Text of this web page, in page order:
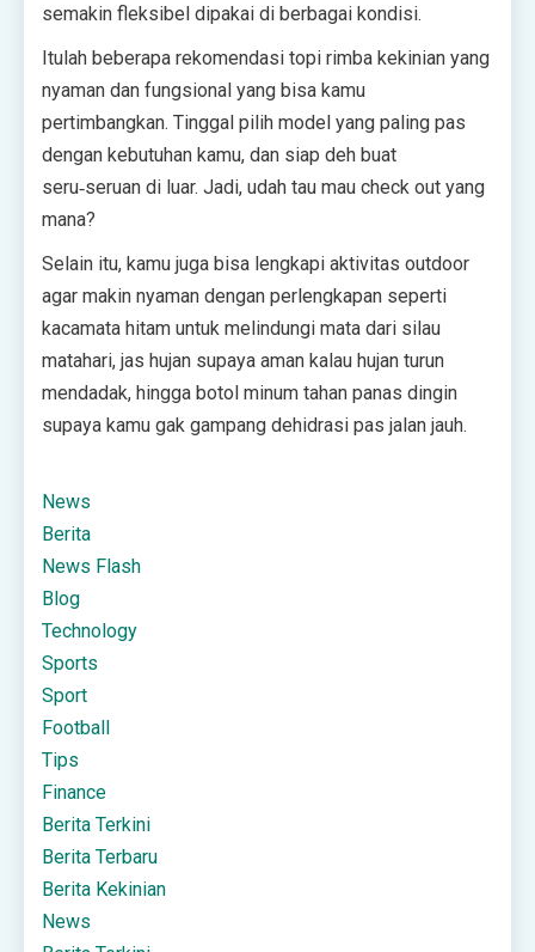
semakin fleksibel dipakai di berbagai kondisi.
Itulah beberapa rekomendasi topi rimba kekinian yang
nyaman dan fungsional yang bisa kamu
pertimbangkan. Tinggal pilih model yang paling pas
dengan kebutuhan kamu, dan siap deh buat
seru‑seruan di luar. Jadi, udah tau mau check out yang
mana?
Selain itu, kamu juga bisa lengkapi aktivitas outdoor
agar makin nyaman dengan perlengkapan seperti
kacamata hitam untuk melindungi mata dari silau
matahari, jas hujan supaya aman kalau hujan turun
mendadak, hingga botol minum tahan panas dingin
supaya kamu gak gampang dehidrasi pas jalan jauh.
News
Berita
News Flash
Blog
Technology
Sports
Sport
Football
Tips
Finance
Berita Terkini
Berita Terbaru
Berita Kekinian
News